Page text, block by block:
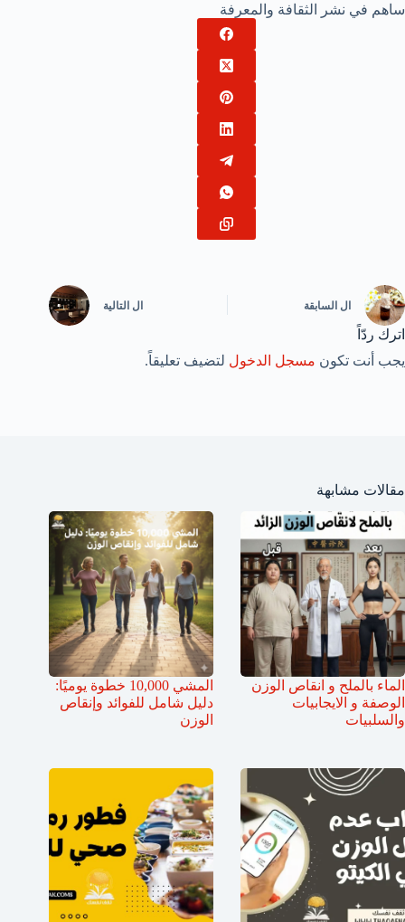
ساهم في نشر الثقافة والمعرفة
ال السابقة ال التالية
اترك ردّاً
يجب أنت تكون مسجل الدخول لتضيف تعليقاً.
مقالات مشابهة
الماء بالملح و انقاص الوزن
الوصفة و الايجابيات
والسلبيات
المشي 10,000 خطوة يوميًا:
دليل شامل للفوائد وإنقاص
الوزن